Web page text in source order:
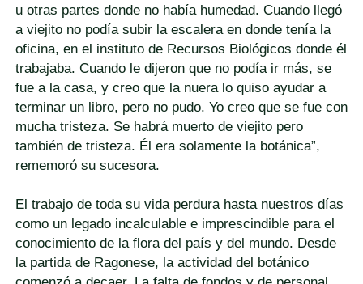
u otras partes donde no había humedad. Cuando llegó
a viejito no podía subir la escalera en donde tenía la
oficina, en el instituto de Recursos Biológicos donde él
trabajaba. Cuando le dijeron que no podía ir más, se
fue a la casa, y creo que la nuera lo quiso ayudar a
terminar un libro, pero no pudo. Yo creo que se fue con
mucha tristeza. Se habrá muerto de viejito pero
también de tristeza. Él era solamente la botánica”,
rememoró su sucesora.
El trabajo de toda su vida perdura hasta nuestros días
como un legado incalculable e imprescindible para el
conocimiento de la flora del país y del mundo. Desde
la partida de Ragonese, la actividad del botánico